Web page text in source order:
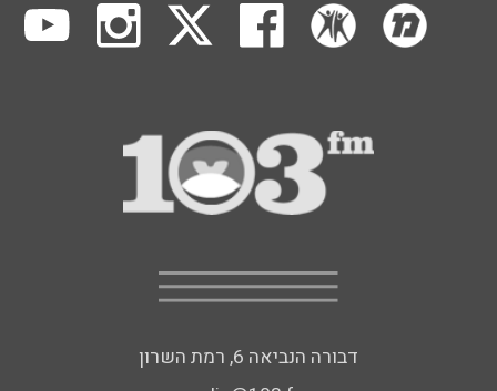
דבורה הנביאה 6, רמת השרון